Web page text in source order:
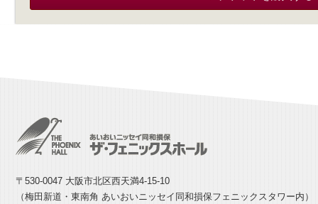
〒530-0047 大阪市北区西天満4-15-10
（梅田新道・東南角 あいおいニッセイ同和損保フェニックスタワー内）